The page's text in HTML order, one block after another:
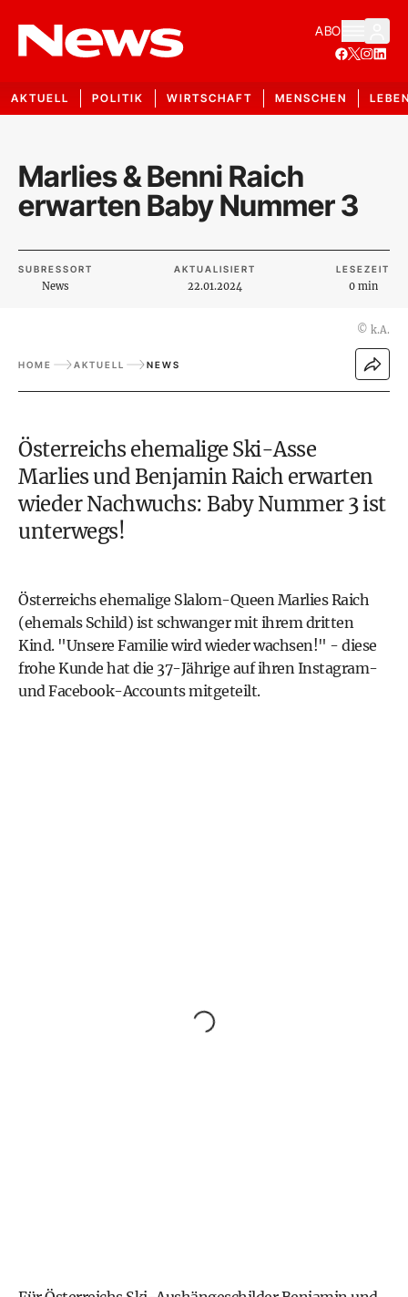
ABO
AKTUELL POLITIK WIRTSCHAFT MENSCHEN
Marlies & Benni Raich
erwarten Baby Nummer 3
SUBRESSORT
News
AKTUALISIERT
22.01.2024
LESEZEIT
0 min
© k.A.
HOME AKTUELL NEWS
Österreichs ehemalige Ski-Asse
Marlies und Benjamin Raich erwarten
wieder Nachwuchs: Baby Nummer 3 ist
unterwegs!
Österreichs ehemalige Slalom-Queen Marlies Raich
(ehemals Schild) ist schwanger mit ihrem dritten
Kind. "Unsere Familie wird wieder wachsen!" - diese
frohe Kunde hat die 37-Jährige auf ihren Instagram-
und Facebook-Accounts mitgeteilt.